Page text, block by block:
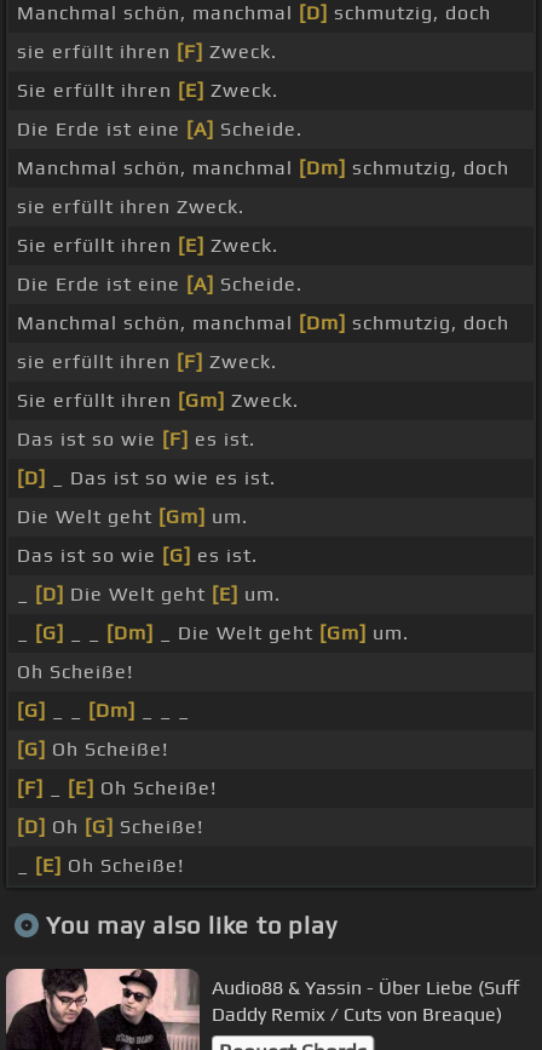
Manchmal schön, manchmal [D] schmutzig, doch
sie erfüllt ihren [F] Zweck.
Sie erfüllt ihren [E] Zweck.
Die Erde ist eine [A] Scheide.
Manchmal schön, manchmal [Dm] schmutzig, doch
sie erfüllt ihren Zweck.
Sie erfüllt ihren [E] Zweck.
Die Erde ist eine [A] Scheide.
Manchmal schön, manchmal [Dm] schmutzig, doch
sie erfüllt ihren [F] Zweck.
Sie erfüllt ihren [Gm] Zweck.
Das ist so wie [F] es ist.
[D]
_ Das ist so wie es ist.
Die Welt geht [Gm] um.
Das ist so wie [G] es ist.
[D] Die Welt geht [E] um.
[G] [Dm] _ Die Welt geht [Gm] um.
Oh Scheiße!
[G]
[Dm]
[G] Oh Scheiße!
[F]
[E] Oh Scheiße!
[D] Oh [G] Scheiße!
[E] Oh Scheiße!
You may also like to play
Audio88 & Yassin - Über Liebe (Suff
Daddy Remix / Cuts von Breaque)